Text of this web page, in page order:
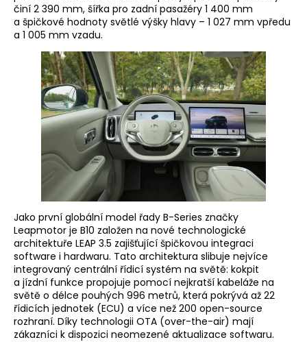
činí 2 390 mm, šířka pro zadní pasažéry 1 400 mm
a špičkové hodnoty světlé výšky hlavy – 1 027 mm vpředu
a 1 005 mm vzadu.
Jako první globální model řady B-Series značky
Leapmotor je B10 založen na nové technologické
architektuře LEAP 3.5 zajišťující špičkovou integraci
software i hardwaru. Tato architektura slibuje nejvíce
integrovaný centrální řídicí systém na světě: kokpit
a jízdní funkce propojuje pomocí nejkratší kabeláže na
světě o délce pouhých 996 metrů, která pokrývá až 22
řídicích jednotek (ECU) a více než 200 open-source
rozhraní. Díky technologii OTA (over-the-air) mají
zákazníci k dispozici neomezené aktualizace softwaru.